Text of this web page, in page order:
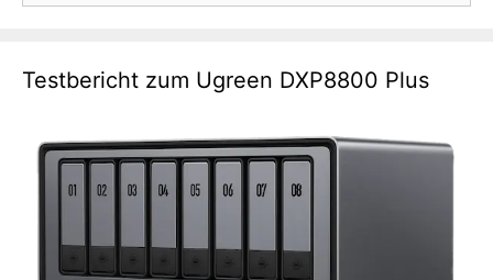
Testbericht zum Ugreen DXP8800 Plus